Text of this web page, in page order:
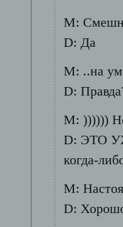
М:
D: Да
М: ..на ум
D:
М: ))))))
D: ЭТО
когда-
М:
D: